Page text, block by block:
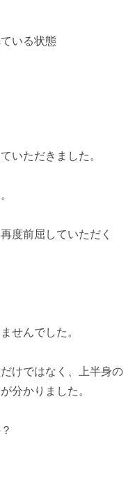
いる状態
いただきました。
度前屈していただく
せんでした。
けではなく、上半身の
分かりました。